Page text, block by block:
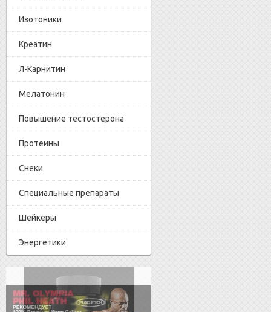
Изотоники
Креатин
Л-Карнитин
Мелатонин
Повышение тестостерона
Протеины
Снеки
Специальные препараты
Шейкеры
Энергетики